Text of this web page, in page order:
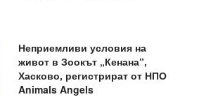
Неприемливи условия на
живот в Зоокът „Кенана“,
Хасково, регистрират от НПО
Animals Angels